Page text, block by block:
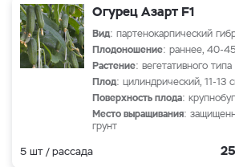
Огурец Азарт F1
Вид: партенокарпический
Плодоношение: раннее, 40-
Растение: вегетативного типа
Плод: цилиндрический, 11-13
Поверхность плода:
Место выращивания:
грунт
5 шт / рассада